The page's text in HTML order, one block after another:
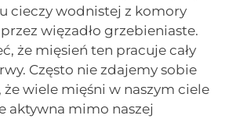
cieczy wodnistej z komory
więzadło grzebieniaste.
że mięsień ten pracuje cały
Często nie zdajemy sobie
że wiele mięśni w naszym ciele
aktywna mimo naszej